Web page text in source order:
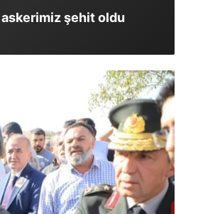
şehit oldu